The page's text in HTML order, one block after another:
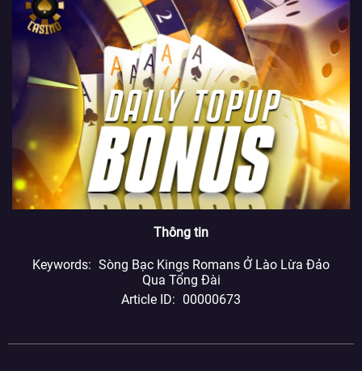
Thông tin
Keywords
Sòng Bạc Kings Romans Ở Lào Lừa Đảo
Qua Tổng Đài
Article ID
00000673